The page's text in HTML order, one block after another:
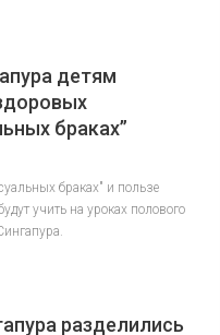
детям
браках”
браках" и пользе
учить на уроках полового
разделились